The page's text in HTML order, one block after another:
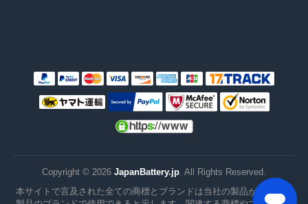
Copyright © 2026 JapanBattery.jp. All Rights Reserved.
本サイトで言及された全ての商標とブランドは当社の製品がこれらの